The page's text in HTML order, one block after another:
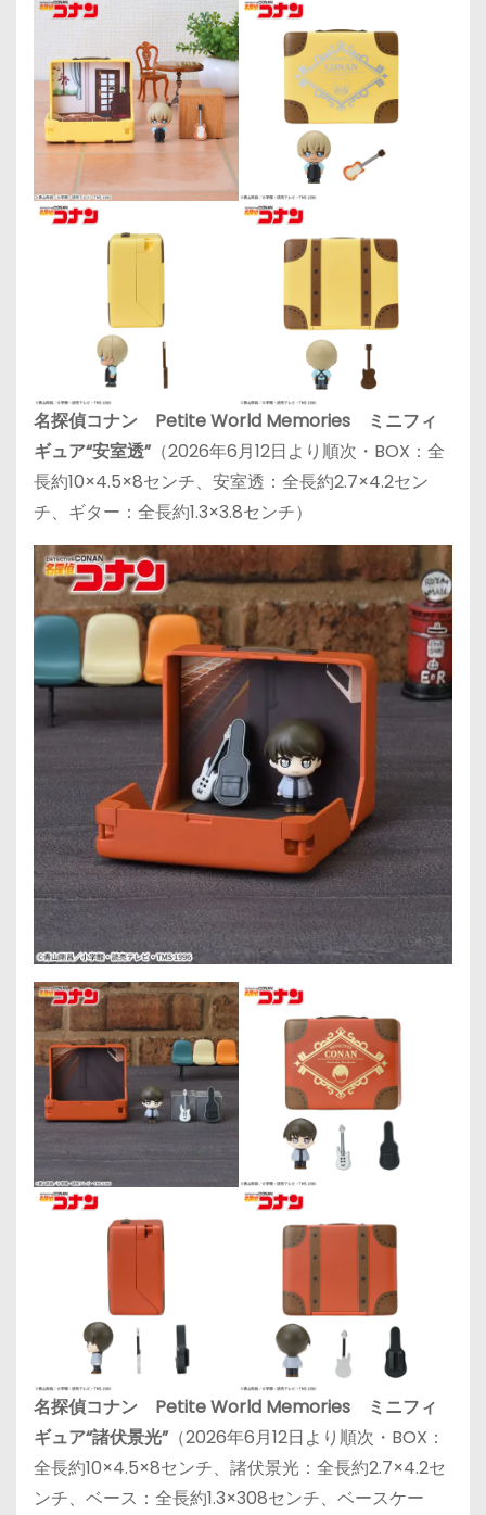
名探偵コナン Petite World Memories ミニフィ
ギュア“安室透”（2026年6月12日より順次・BOX：全
長約10×4.5×8センチ、安室透：全長約2.7×4.2セン
チ、ギター：全長約1.3×3.8センチ）
名探偵コナン Petite World Memories ミニフィ
ギュア“諸伏景光”（2026年6月12日より順次・BOX：
全長約10×4.5×8センチ、諸伏景光：全長約2.7×4.2セ
ンチ、ベース：全長約1.3×308センチ、ベースケー